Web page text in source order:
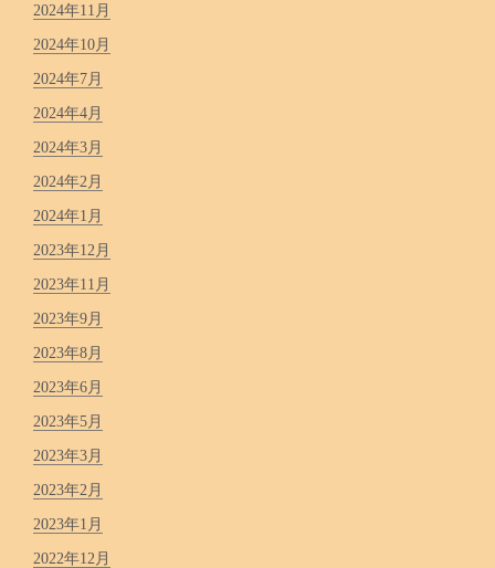
2024年11月
2024年10月
2024年7月
2024年4月
2024年3月
2024年2月
2024年1月
2023年12月
2023年11月
2023年9月
2023年8月
2023年6月
2023年5月
2023年3月
2023年2月
2023年1月
2022年12月